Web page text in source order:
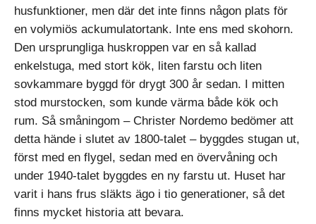
husfunktioner, men där det inte finns någon plats för
en volymiös ackumulatortank. Inte ens med skohorn.
Den ursprungliga huskroppen var en så kallad
enkelstuga, med stort kök, liten farstu och liten
sovkammare byggd för drygt 300 år sedan. I mitten
stod murstocken, som kunde värma både kök och
rum. Så småningom – Christer Nordemo bedömer att
detta hände i slutet av 1800-talet – byggdes stugan ut,
först med en flygel, sedan med en övervåning och
under 1940-talet byggdes en ny farstu ut. Huset har
varit i hans frus släkts ägo i tio generationer, så det
finns mycket historia att bevara.